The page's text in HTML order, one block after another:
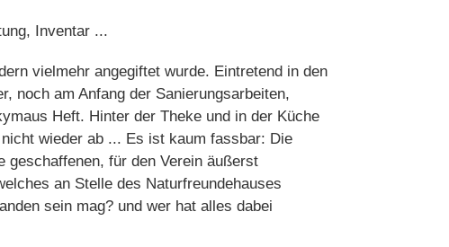
Inventar ...
vielmehr angegiftet wurde. Eintretend in den
noch am Anfang der Sanierungsarbeiten,
Heft. Hinter der Theke und in der Küche
wieder ab ... Es ist kaum fassbar: Die
geschaffenen, für den Verein äußerst
an Stelle des Naturfreundehauses
sein mag? und wer hat alles dabei